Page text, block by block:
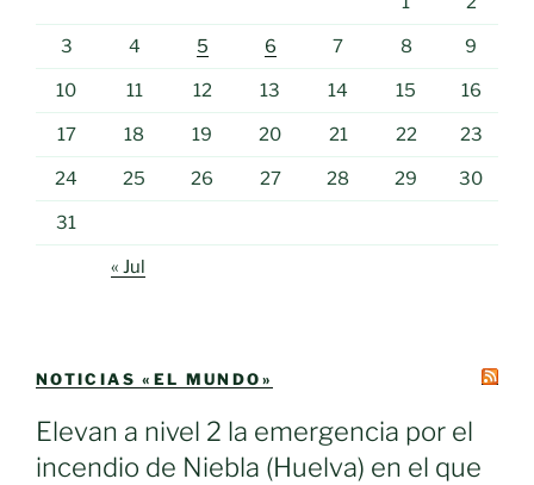
3 4 5 6 7 8 9
10 11 12 13 14 15 16
17 18 19 20 21 22 23
24 25 26 27 28 29 30
31
« Jul
NOTICIAS «EL MUNDO»
Elevan a nivel 2 la emergencia por el
incendio de Niebla (Huelva) en el que